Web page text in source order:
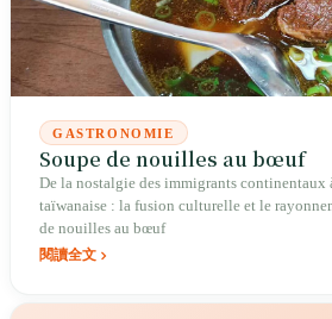
GASTRONOMIE
Soupe de nouilles au bœuf
De la nostalgie des immigrants continentaux
taïwanaise : la fusion culturelle et le
de nouilles au bœuf
閱讀全文